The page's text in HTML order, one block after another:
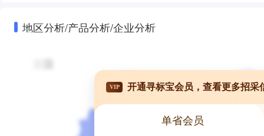
地区分析/产品分析/企业分析
VIP 开通寻标宝会员，查看更多招采
单省会员